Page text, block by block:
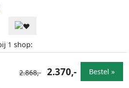
1 shop:
2.868,- 2.370,- Bestel »